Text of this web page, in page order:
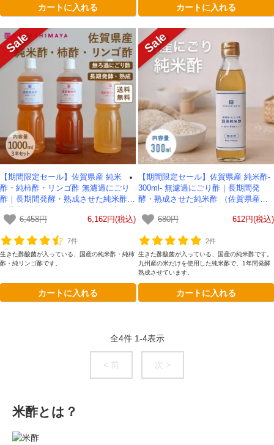
カートに入れる カートに入れる
【期間限定セール】佐賀県産 純米
酢・純柿酢・リンゴ酢 無濾過にごり
酢｜長期間発酵・熟成させた純米酢・
ト 【送料無料】 かわしま屋
6,458円 6,162円(税込)
7件
生きた酢酸菌が入っている、国産の純米酢・純柿
酢・純リンゴ酢です。
カートに入れる
【期間限定セール】佐賀県産 純米酢-
300ml- 無濾過にごり酢｜長期間発
酵・熟成させた純米酢 （佐賀県産米1
680円
612円(税込)
2件
生きた酢酸菌が入っている、国産の純米酢です。
九州産の米だけを使用した純米酢で、1年間発酵
熟成させています。
カートに入れる
全4件 1-4表示
< 前 次 >
米酢とは？